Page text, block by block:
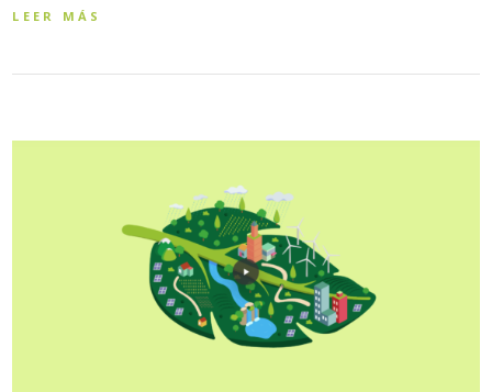
LEER MÁS